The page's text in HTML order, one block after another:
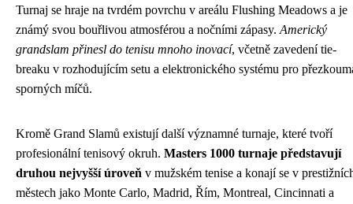
Turnaj se hraje na tvrdém povrchu v areálu Flushing Meadows a je
známý svou bouřlivou atmosférou a nočními zápasy. Americký
grandslam přinesl do tenisu mnoho inovací, včetně zavedení tie-
breaku v rozhodujícím setu a elektronického systému pro
sporných míčů.
Kromě Grand Slamů existují další významné turnaje, které tvoří
profesionální tenisový okruh. Masters 1000 turnaje představují
druhou nejvyšší úroveň v mužském tenise a konají se v
městech jako Monte Carlo, Madrid, Řím, Montreal, Cincinnati a